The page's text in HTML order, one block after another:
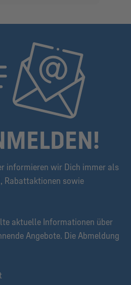
informieren wir Dich immer als
Rabattaktionen sowie
aktuelle Informationen über
Angebote. Die Abmeldung